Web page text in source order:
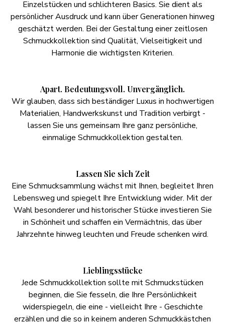
Einzelstücken und schlichteren Basics. Sie dient als
persönlicher Ausdruck und kann über Generationen hinweg
geschätzt werden. Bei der Gestaltung einer zeitlosen
Schmuckkollektion sind Qualität, Vielseitigkeit und
Harmonie die wichtigsten Kriterien.
Apart. Bedeutungsvoll. Unvergänglich.
Wir glauben, dass sich beständiger Luxus in hochwertigen
Materialien, Handwerkskunst und Tradition verbirgt -
lassen Sie uns gemeinsam Ihre ganz persönliche,
einmalige Schmuckkollektion gestalten.
Lassen Sie sich Zeit
Eine Schmucksammlung wächst mit Ihnen, begleitet Ihren
Lebensweg und spiegelt Ihre Entwicklung wider. Mit der
Wahl besonderer und historischer Stücke investieren Sie
in Schönheit und schaffen ein Vermächtnis, das über
Jahrzehnte hinweg leuchten und Freude schenken wird.
Lieblingsstücke
Jede Schmuckkollektion sollte mit Schmuckstücken
beginnen, die Sie fesseln, die Ihre Persönlichkeit
widerspiegeln, die eine - vielleicht Ihre - Geschichte
erzählen und die so in keinem anderen Schmuckkästchen